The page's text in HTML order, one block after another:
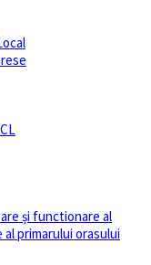
și functionare al
primarului orasului